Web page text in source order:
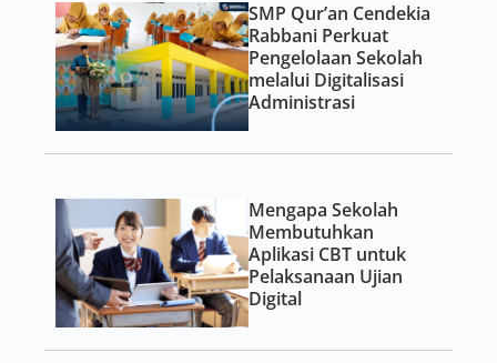
SMP Qur’an Cendekia
Rabbani Perkuat
Pengelolaan Sekolah
melalui Digitalisasi
Administrasi
Mengapa Sekolah
Membutuhkan
Aplikasi CBT untuk
Pelaksanaan Ujian
Digital